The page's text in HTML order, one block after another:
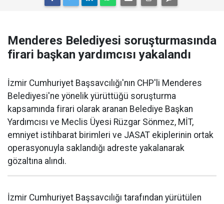
Menderes Belediyesi soruşturmasında
firari başkan yardımcısı yakalandı
İzmir Cumhuriyet Başsavcılığı'nın CHP'li Menderes
Belediyesi'ne yönelik yürüttüğü soruşturma
kapsamında firari olarak aranan Belediye Başkan
Yardımcısı ve Meclis Üyesi Rüzgar Sönmez, MİT,
emniyet istihbarat birimleri ve JASAT ekiplerinin ortak
operasyonuyla saklandığı adreste yakalanarak
gözaltına alındı.
İzmir Cumhuriyet Başsavcılığı tarafından yürütülen